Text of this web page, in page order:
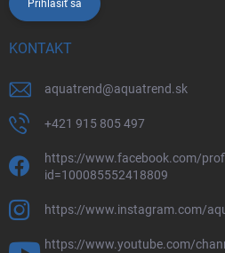
Prihlásiť sa
KONTAKT
aquatrend@aquatrend.sk
+421 915 805 497
https://www.facebook.com/
id=100085552418809
https://www.instagram.com/
https://www.youtube.com/